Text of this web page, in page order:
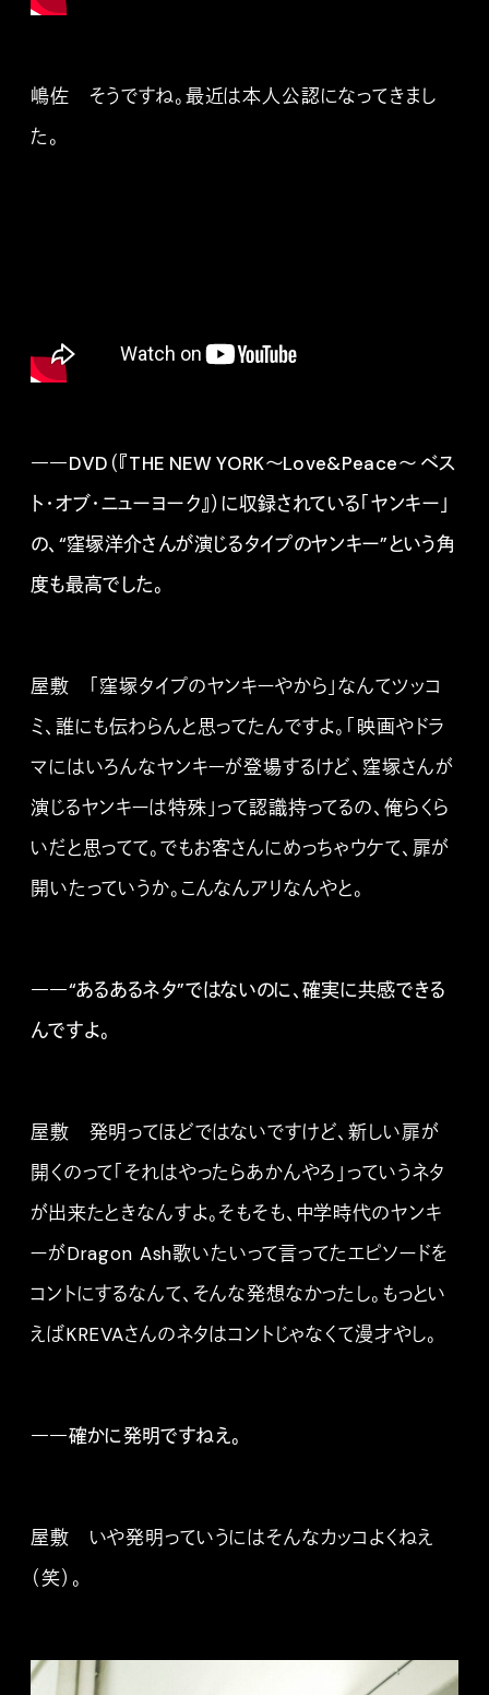
嶋佐 そうですね。最近は本人公認になってきまし
た。
――DVD（『THE NEW YORK〜Love&Peace〜 ベス
ト・オブ・ニューヨーク』）に収録されている「ヤンキー」
の、“窪塚洋介さんが演じるタイプのヤンキー”という角
度も最高でした。
屋敷 「窪塚タイプのヤンキーやから」なんてツッコ
ミ、誰にも伝わらんと思ってたんですよ。「映画やドラ
マにはいろんなヤンキーが登場するけど、窪塚さんが
演じるヤンキーは特殊」って認識持ってるの、俺らくら
いだと思ってて。でもお客さんにめっちゃウケて、扉が
開いたっていうか。こんなんアリなんやと。
――“あるあるネタ”ではないのに、確実に共感できる
んですよ。
屋敷 発明ってほどではないですけど、新しい扉が
開くのって「それはやったらあかんやろ」っていうネタ
が出来たときなんすよ。そもそも、中学時代のヤンキ
ーがDragon Ash歌いたいって言ってたエピソードを
コントにするなんて、そんな発想なかったし。もっとい
えばKREVAさんのネタはコントじゃなくて漫才やし。
――確かに発明ですねえ。
屋敷 いや発明っていうにはそんなカッコよくねえ
（笑）。